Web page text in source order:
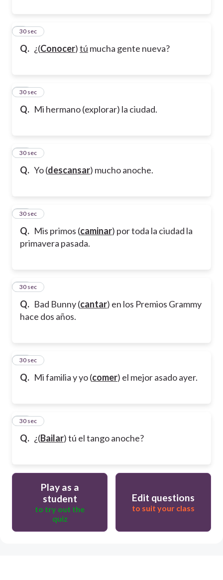
Q. ¿(Conocer)tú mucha gente nueva?
9
30 sec
Q. Mi hermano (explorar) la ciudad.
10
30 sec
Q. Yo (descansar) mucho anoche.
11
30 sec
Q. Mis primos (caminar) por toda la ciudad la
primavera pasada.
12
30 sec
Q. Bad Bunny (cantar) en los Premios Grammy
hace dos años.
13
30 sec
Q. Mi familia y yo (comer) el mejor asado ayer.
14
30 sec
Q. ¿(Bailar) tú el tango anoche?
15
30 sec
Play as a
student
to try out the
quiz
Edit questions
to suit your class